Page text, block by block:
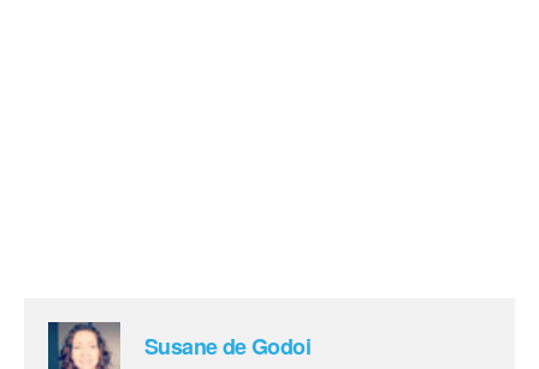
Susane de Godoi